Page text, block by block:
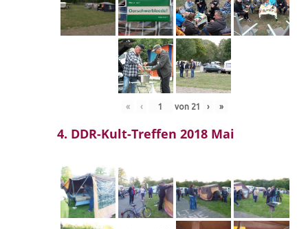
« ‹ von 21 › »
4. DDR-Kult-Treffen 2018 Mai